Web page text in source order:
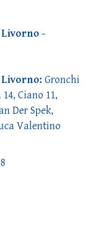
Livorno -
Livorno: Gronchi
Ciano 11,
Der Spek,
Valentino